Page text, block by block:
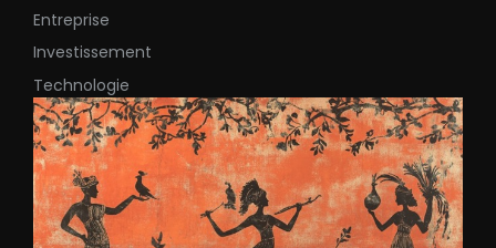
Entreprise
Investissement
Technologie